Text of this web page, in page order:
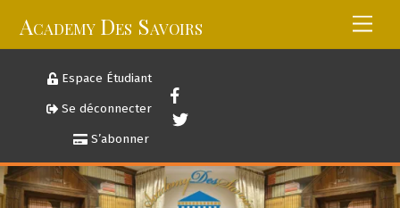
Academy Des Savoirs
Espace Étudiant
Se déconnecter
S’abonner